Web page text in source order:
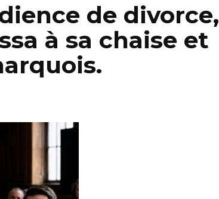
de divorce,
à sa chaise et